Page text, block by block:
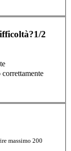
1/2
massimo 200